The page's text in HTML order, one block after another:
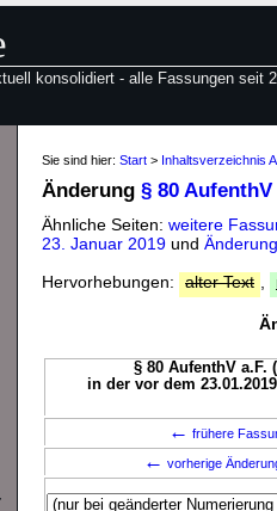
konsolidiert - alle Fassungen seit
Sie sind hier: Start > Inhaltsverzeichnis
Änderung § 80 AufenthV
Ähnliche Seiten: weitere
23. Januar 2019 und
Hervorhebungen:
alter Text
§ 80 AufenthV a.F.
in der vor dem
← frühere
← vorherige